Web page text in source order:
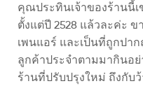
คุณประทินเจ้าของร้านนี้
ตั้งแต่ปี 2528 แล้วละค่ะ
เพนแอร์ และเป็นที่ถูกปา
ลูกค้าประจำตามมากินอ
ร้านที่ปรับปรุงใหม่ ถึงกับ